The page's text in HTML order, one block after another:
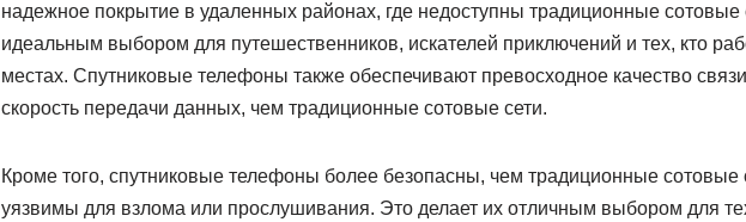
надежное покрытие в удаленных районах, где недоступны традиционные сотовые
идеальным выбором для путешественников, искателей приключений и тех, кто
местах. Спутниковые телефоны также обеспечивают превосходное качество
скорость передачи данных, чем традиционные сотовые сети.
Кроме того, спутниковые телефоны более безопасны, чем традиционные сотовые
уязвимы для взлома или прослушивания. Это делает их отличным выбором для